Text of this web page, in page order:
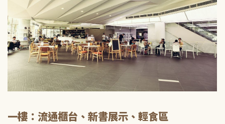
一樓：流通櫃台、新書展示、輕食區